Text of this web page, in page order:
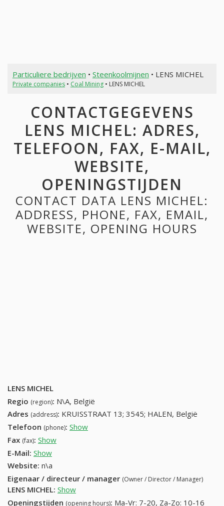
Particuliere bedrijven • Steenkoolmijnen • LENS MICHEL
Private companies• Coal Mining• LENS MICHEL
CONTACTGEGEVENS
LENS MICHEL: ADRES,
TELEFOON, FAX, E-MAIL,
WEBSITE,
OPENINGSTIJDEN
CONTACT DATA LENS MICHEL:
ADDRESS, PHONE, FAX, EMAIL,
WEBSITE, OPENING HOURS
LENS MICHEL
Regio (region): N\A, België
Adres (address): KRUISSTRAAT 13; 3545; HALEN, België
Telefoon (phone): Show
Fax (fax): Show
E-Mail: Show
Website: n\a
Eigenaar / directeur / manager (Owner / Director / Manager)
LENS MICHEL: Show
Openingstijden (opening hours): Ma-Vr: 7-20, Za-Zo: 10-16